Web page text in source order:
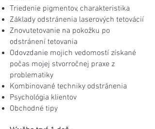
Triedenie pigmentov, charakteristika
Základy odstránenia laserových tetovácií
Znovutetovanie na pokožku po
odstránení tetovania
Odovzdanie mojich vedomostí získané
počas mojej stvorročnej praxe z
problematiky
Kombinované techniky odstránenia
Psychológia klientov
Obchodné tipy